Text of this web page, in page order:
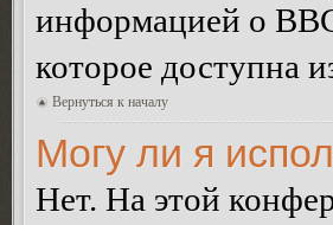
информацией о
которое доступна
Вернуться к началу
Могу ли я
Нет. На этой